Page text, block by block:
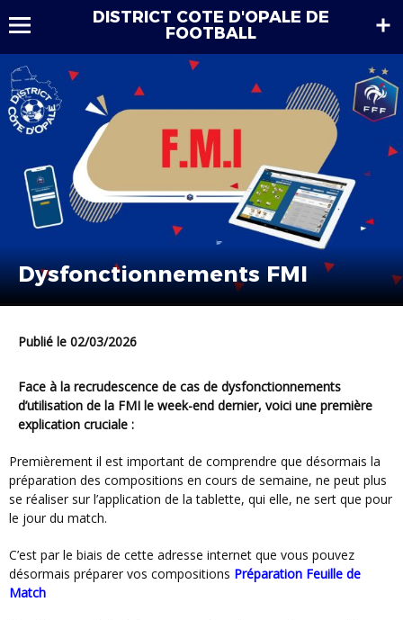
DISTRICT COTE D'OPALE DE
FOOTBALL
Dysfonctionnements FMI
Publié le 02/03/2026
Face à la recrudescence de cas de dysfonctionnements
d’utilisation de la FMI le week-end dernier, voici une première
explication cruciale :
Premièrement il est important de comprendre que désormais la
préparation des compositions en cours de semaine, ne peut plus
se réaliser sur l’application de la tablette, qui elle, ne sert que pour
le jour du match.
C’est par le biais de cette adresse internet que vous pouvez
désormais préparer vos compositions Préparation Feuille de
Match